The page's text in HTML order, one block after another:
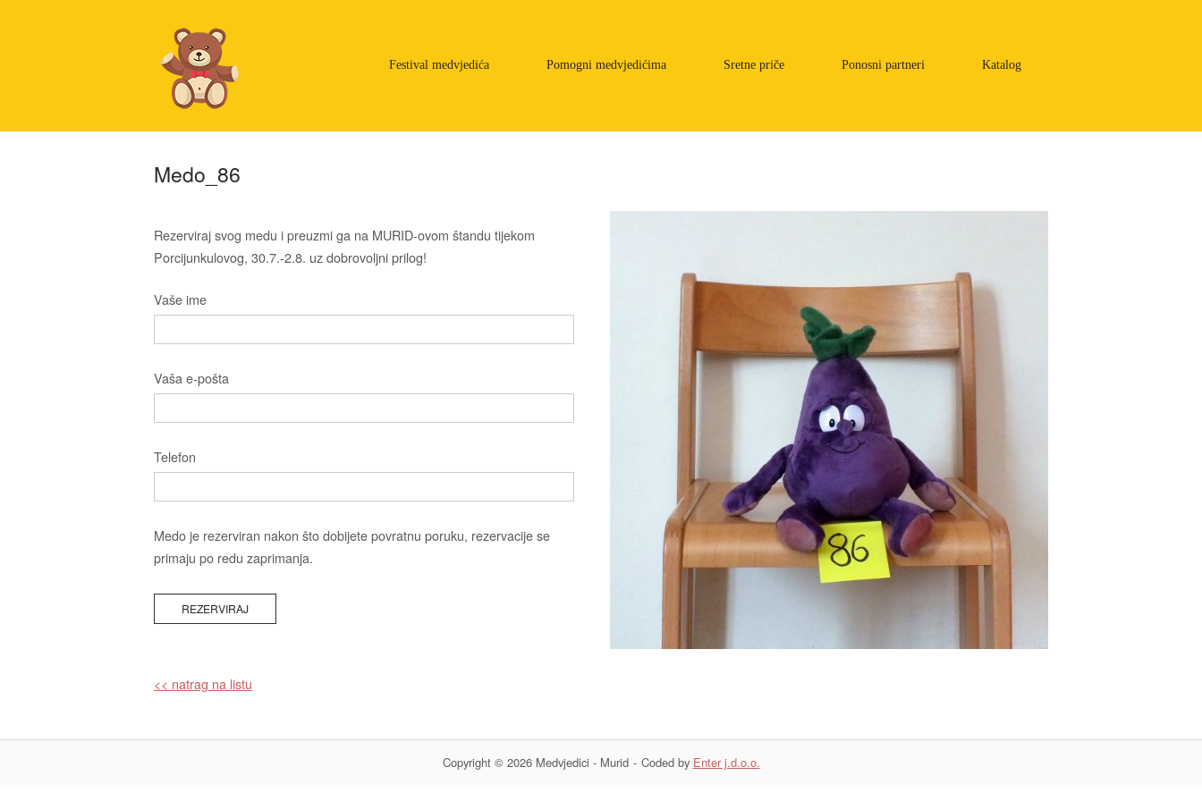
Festival medvjedića Pomogni medvjedićima Sretne priče Ponosni partneri Katalog
Medo_86
Rezerviraj svog medu i preuzmi ga na MURID-ovom štandu tijekom
Porcijunkulovog, 30.7.-2.8. uz dobrovoljni prilog!
Vaše ime
Vaša e-pošta
Telefon
Medo je rezerviran nakon što dobijete povratnu poruku, rezervacije se
primaju po redu zaprimanja.
<< natrag na listu
Copyright © 2026 Medvjedici - Murid Coded by Enter j.d.o.o.